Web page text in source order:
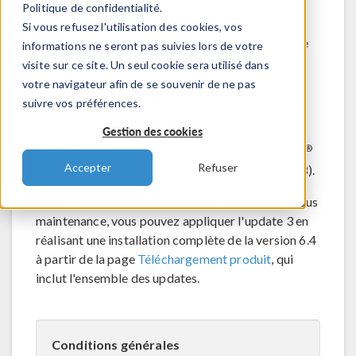
Politique de confidentialité.
Si vous refusez l'utilisation des cookies, vos
informations ne seront pas suivies lors de votre
visite sur ce site. Un seul cookie sera utilisé dans
votre navigateur afin de se souvenir de ne pas
suivre vos préférences.
Gestion des cookies
Accepter Refuser
L'update 3 de la version 6.4 (build 6.4.0.429) du
logiciel COMSOL® contient des améliorations de
performance et de stabilité pour
COMSOL Multiphysics
, COMSOL Server™,
COMSOL Client pour utilisation avec COMSOL
Cette mise à jour s'applique au logiciel COMSOL ®
version 6.4 (build 6.4.0.293, 6.4.0.343 et 6.4.0.378).
Si vous avez la version 6.4 et une licence valide sous
maintenance, vous pouvez appliquer l'update 3 en
réalisant une installation complète de la version 6.4
à partir de la page Téléchargement produit, qui
inclut l'ensemble des updates.
Conditions générales